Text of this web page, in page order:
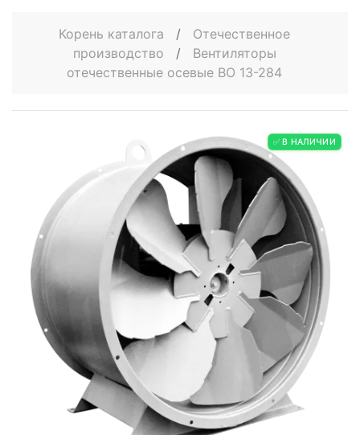
Корень каталога /
Отечественное
производство
/
Вентиляторы
отечественные осевые ВО 13-284
✅ В НАЛИЧИИ